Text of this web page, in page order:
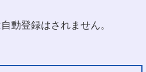
動登録はされません。